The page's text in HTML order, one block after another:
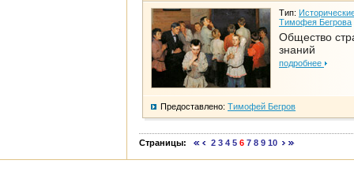
Тип:
Тимофея Бегрова
Общество
знаний
подробнее
Предоставлено: Тимофей Бегров
Страницы: 2 3 4 5 6 7 8 9 10